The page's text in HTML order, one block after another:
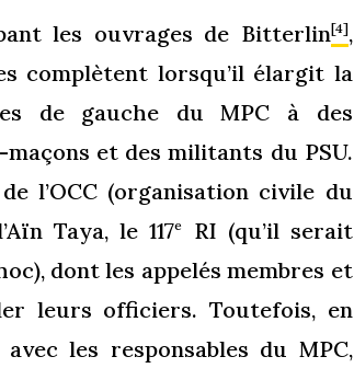
les ouvrages de Bitterlin[4],
complètent lorsqu’il élargit la
de gauche du MPC à des
et des militants du PSU.
l’OCC (organisation civile du
Taya, le 117e
RI (qu’il serait
dont les appelés membres et
leurs officiers. Toutefois, en
les responsables du MPC,